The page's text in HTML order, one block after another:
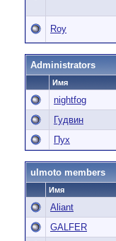
Roy
Administrators
Имя
nightfog
Гудвин
Пух
ulmoto members
Имя
Aliant
GALFER